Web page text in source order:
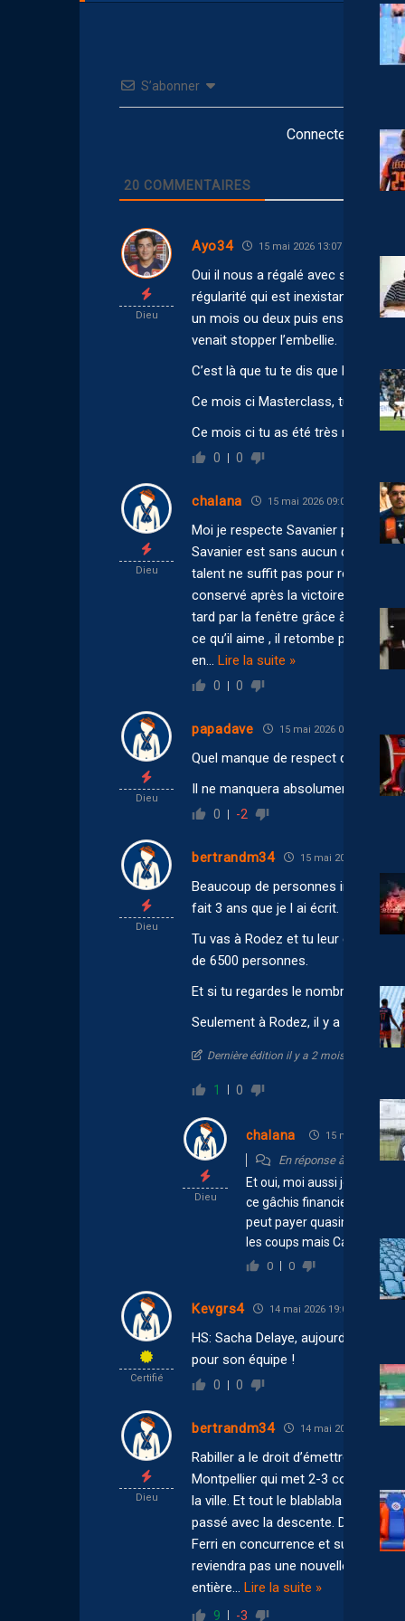
S’abonner
Connectez-vous
20 COMMENTAIRES
Dieu
Ayo34 15 mai 2026 13:07
Oui il nous a régalé avec sa
régularité qui est inexistante. Ca a
un mois ou deux puis ensuite il y
venait stopper l’embellie.
C’est là que tu te dis que leurs
Ce mois ci Masterclass, tu
Ce mois ci tu as été très mauvais
0 0
Dieu
chalana 15 mai 2026 09:06
Moi je respecte Savanier pour sa
Savanier est sans aucun doute
talent ne suffit pas pour réussir. Par
conservé après la victoire en
tard par la fenêtre grâce à ses
ce qu’il aime , il retombe
en… Lire la suite »
0 0
Dieu
papadave 15 mai 2026 08:11
Quel manque de respect d’élever
Il ne manquera absolument pas,
0 -2
Dieu
bertrandm34 15 mai 2026 08:01
Beaucoup de personnes
fait 3 ans que je l ai écrit. Il faut
Tu vas à Rodez et tu leur
de 6500 personnes.
Et si tu regardes le nombre de
Seulement à Rodez, il y a un truc
Dernière édition il y a 2 mois par
1 0
Dieu
chalana 15 mai 2026
En réponse à
Et oui, moi aussi je fais
ce gâchis financier !
peut payer quasiment tout
les coups mais Carotti
0 0
Certifié
Kevgrs4 14 mai 2026 19:00
HS: Sacha Delaye, aujourd’hui en
pour son équipe !
0 0
Dieu
bertrandm34 14 mai 2026 15:33
Rabiller a le droit d’émettre ce
Montpellier qui met 2-3 coups
la ville. Et tout le blablabla de
passé avec la descente. De
Ferri en concurrence et surtout ni
reviendra pas une nouvelle fois
entière… Lire la suite »
9 -3